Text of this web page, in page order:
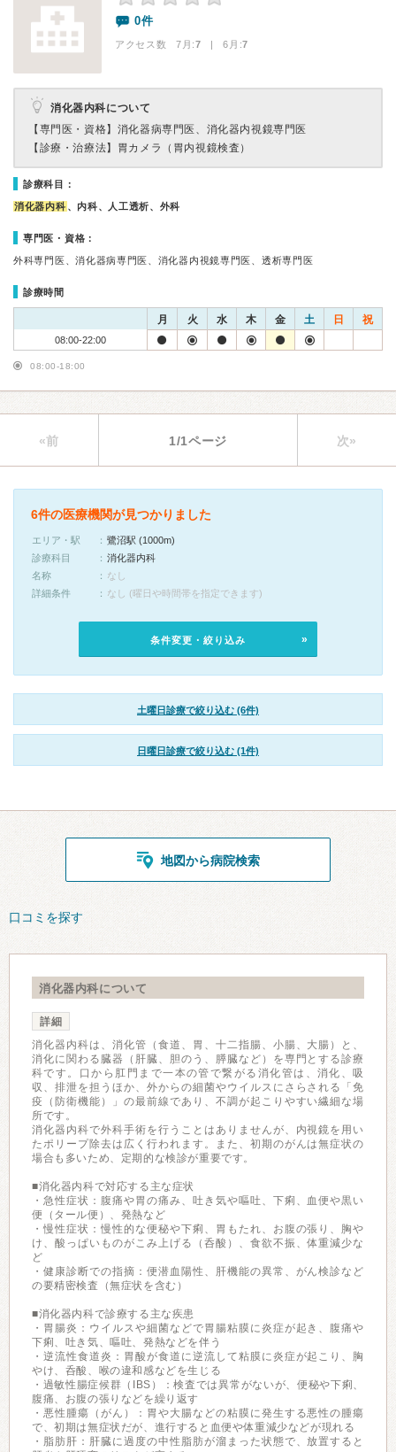
0件
アクセス数 7月:7 | 6月:7
消化器内科について
【専門医・資格】 消化器病専門医、消化器内視鏡専門医
【診療・治療法】 胃カメラ（胃内視鏡検査）
診療科目：
消化器内科 、内科、人工透析、外科
専門医・資格：
外科専門医、消化器病専門医、消化器内視鏡専門医、透析専門医
診療時間
月 火 水 木 金 土 日 祝
08:00-22:00
08:00-18:00
«前 1/1ページ 次»
6件の医療機関が見つかりました
エリア・駅
鷺沼駅 (1000m)
診療科目
消化器内科
名称
なし
詳細条件
なし (曜日や時間帯を指定できます)
条件変更・絞り込み
土曜日診療で絞り込む (6件)
日曜日診療で絞り込む (1件)
地図から病院検索
口コミを探す
消化器内科について
詳細
消化器内科は、消化管（食道、胃、十二指腸、小腸、大腸）と、
消化に関わる臓器（肝臓、胆のう、膵臓など）を専門とする診療
科です。口から肛門まで一本の管で繋がる消化管は、消化、吸
収、排泄を担うほか、外からの細菌やウイルスにさらされる「免
疫（防衛機能）」の最前線であり、不調が起こりやすい繊細な場
所です。
消化器内科で外科手術を行うことはありませんが、内視鏡を用い
たポリープ除去は広く行われます。また、初期のがんは無症状の
場合も多いため、定期的な検診が重要です。
■消化器内科で対応する主な症状
・急性症状：腹痛や胃の痛み、吐き気や嘔吐、下痢、血便や黒い
便（タール便）、発熱など
・慢性症状：慢性的な便秘や下痢、胃もたれ、お腹の張り、胸や
け、酸っぱいものがこみ上げる（呑酸）、食欲不振、体重減少な
ど
・健康診断での指摘：便潜血陽性、肝機能の異常、がん検診など
の要精密検査（無症状を含む）
■消化器内科で診療する主な疾患
・胃腸炎：ウイルスや細菌などで胃腸粘膜に炎症が起き、腹痛や
下痢、吐き気、嘔吐、発熱などを伴う
・逆流性食道炎：胃酸が食道に逆流して粘膜に炎症が起こり、胸
やけ、呑酸、喉の違和感などを生じる
・過敏性腸症候群（IBS）：検査では異常がないが、便秘や下痢、
腹痛、お腹の張りなどを繰り返す
・悪性腫瘍（がん）：胃や大腸などの粘膜に発生する悪性の腫瘍
で、初期は無症状だが、進行すると血便や体重減少などが現れる
・脂肪肝：肝臓に過度の中性脂肪が溜まった状態で、放置すると